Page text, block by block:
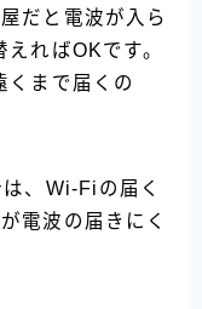
だと電波が入ら
ればOKです。
くまで届くの
、Wi-Fiの届く
電波の届きにく